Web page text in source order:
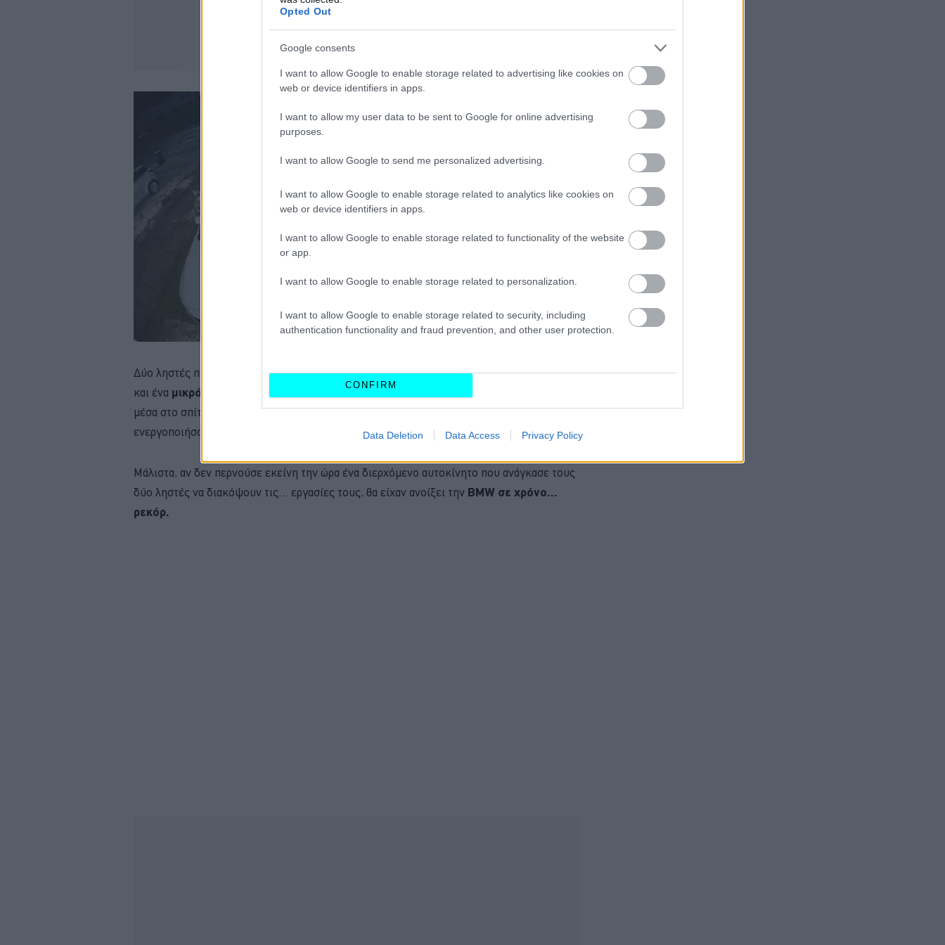
Opted Out
Google consents
I want to allow Google to enable storage related to advertising like cookies on
web or device identifiers in apps.
I want to allow my user data to be sent to Google for online advertising
purposes.
I want to allow Google to send me personalized advertising.
I want to allow Google to enable storage related to analytics like cookies on
web or device identifiers in apps.
I want to allow Google to enable storage related to functionality of the website
or app.
I want to allow Google to enable storage related to personalization.
I want to allow Google to enable storage related to security, including
authentication functionality and fraud prevention, and other user protection.
CONFIRM
Data Deletion Data Access Privacy Policy
Δύο ληστές που είναι εξοπλισμένοι με μιακεραία,η οποία μοιάζει ιδιοκατασκευή, αλλά
και ένα μικρό λάπτοπ,
καταφέρνουν να υποκλέψουν το σήμα του κλειδιού που βρίσκεται
μέσα στο σπίτι. Στη συνέχεια ανοίγουν ανενόχλητοι την πόρτα τηςBMWM2και αφού
ενεργοποιήσουν τον κινητήρα της, γίνονται καπνός.
Μάλιστα, αν δεν περνούσε εκείνη την ώρα ένα διερχόμενο αυτοκίνητο που ανάγκασε τους
δύο ληστές να διακόψουν τις… εργασίες τους, θα είχαν ανοίξει την BMW σε χρόνο…
ρεκόρ.